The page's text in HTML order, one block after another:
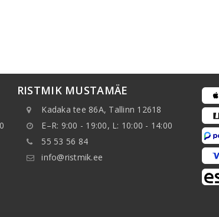
RISTMIK MUSTAMÄE
Kadaka tee 86A, Tallinn 12618
E–R: 9:00 - 19:00, L: 10:00 - 14:00
55 53 56 84
info@ristmik.ee